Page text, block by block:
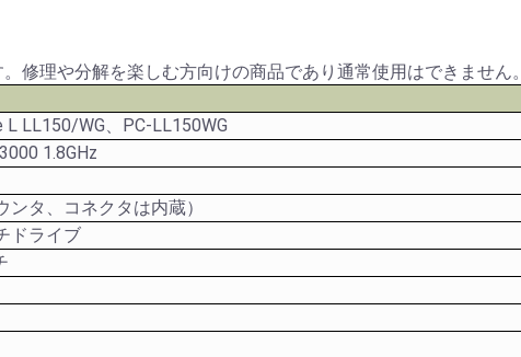
修理や分解を楽しむ方向けの商品であり通常使用はできません。
L LL150/WG、PC-LL150WG
1.8GHz
ンタ、コネクタは内蔵）
ドライブ